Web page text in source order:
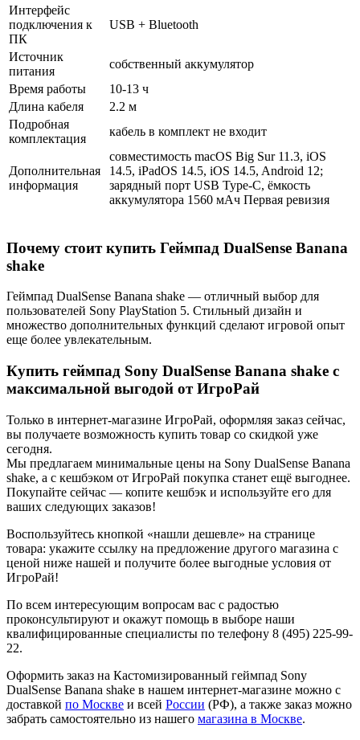
Интерфейс
подключения к
ПК
USB + Bluetooth
Источник
питания
собственный аккумулятор
Время работы
10-13 ч
Длина кабеля
2.2 м
Подробная
комплектация
кабель в комплект не входит
Дополнительная
информация
совместимость macOS Big Sur 11.3, iOS
14.5, iPadOS 14.5, iOS 14.5, Android 12;
зарядный порт USB Type-C, ёмкость
аккумулятора 1560 мАч Первая ревизия
Почему стоит купить Геймпад DualSense Banana
shake
Геймпад DualSense Banana shake — отличный выбор для
пользователей Sony PlayStation 5. Стильный дизайн и
множество дополнительных функций сделают игровой опыт
еще более увлекательным.
Купить геймпад Sony DualSense Banana shake с
максимальной выгодой от ИгроРай
Только в интернет-магазине ИгроРай, оформляя заказ сейчас,
вы получаете возможность купить товар со скидкой уже
сегодня.
Мы предлагаем минимальные цены на Sony DualSense Banana
shake, а с кешбэком от ИгроРай покупка станет ещё выгоднее.
Покупайте сейчас — копите кешбэк и используйте его для
ваших следующих заказов!
Воспользуйтесь кнопкой «нашли дешевле» на странице
товара: укажите ссылку на предложение другого магазина с
ценой ниже нашей и получите более выгодные условия от
ИгроРай!
По всем интересующим вопросам вас с радостью
проконсультируют и окажут помощь в выборе наши
квалифицированные специалисты по телефону 8 (495) 225-99-
22.
Оформить заказ на Кастомизированный геймпад Sony
DualSense Banana shake в нашем интернет-магазине можно с
доставкой по Москве и всей России (РФ), а также заказ можно
забрать самостоятельно из нашего магазина в Москве.